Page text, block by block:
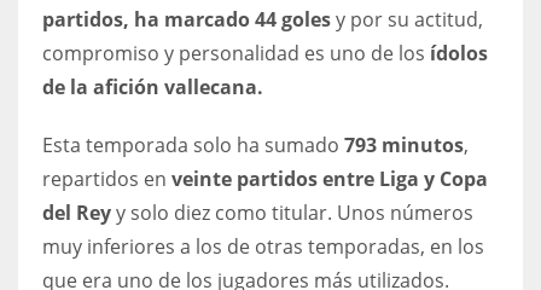
MIA
DAL
22
WSH
partidos, ha marcado 44 golesy por su actitud,
compromiso y personalidad es uno de los ídolos
de la afición vallecana.
Esta temporada solo ha sumado 793 minutos,
repartidos en veinte partidos entre Liga y Copa
del Reyy solo diez como titular. Unos números
muy inferiores a los de otras temporadas, en los
que era uno de los jugadores más utilizados.